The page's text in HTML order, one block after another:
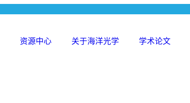
资源中心 关于海洋光学 学术论文